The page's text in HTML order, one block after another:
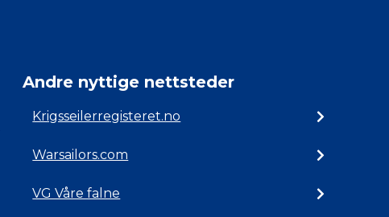
Andre nyttige nettsteder
Krigsseilerregisteret.no
Warsailors.com
VG Våre falne